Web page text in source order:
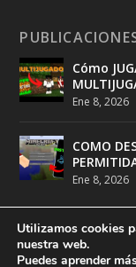
Cómo
Ene 8, 2026
COMO
Ene 8, 2026
Utilizamos cookies
nuestra web.
Puedes aprender